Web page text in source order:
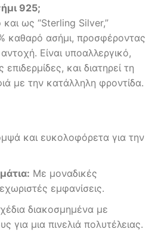
925;
ως “Sterling Silver,”
καθαρό ασήμι, προσφέροντας
Είναι υποαλλεργικό,
επιδερμίδες, και διατηρεί τη
με την κατάλληλη φροντίδα.
και ευκολοφόρετα για την
Με μοναδικές
εμφανίσεις.
διακοσμημένα με
για μια πινελιά πολυτέλειας.